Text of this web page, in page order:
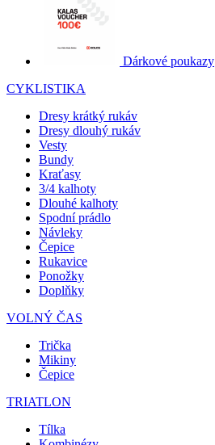
Dárkové poukazy
CYKLISTIKA
Dresy krátký rukáv
Dresy dlouhý rukáv
Vesty
Bundy
Kraťasy
3/4 kalhoty
Dlouhé kalhoty
Spodní prádlo
Návleky
Čepice
Rukavice
Ponožky
Doplňky
VOLNÝ ČAS
Trička
Mikiny
Čepice
TRIATLON
Tílka